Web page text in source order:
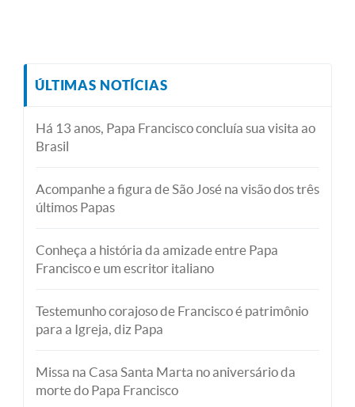
ÚLTIMAS NOTÍCIAS
Há 13 anos, Papa Francisco concluía sua visita ao
Brasil
Acompanhe a figura de São José na visão dos três
últimos Papas
Conheça a história da amizade entre Papa
Francisco e um escritor italiano
Testemunho corajoso de Francisco é patrimônio
para a Igreja, diz Papa
Missa na Casa Santa Marta no aniversário da
morte do Papa Francisco